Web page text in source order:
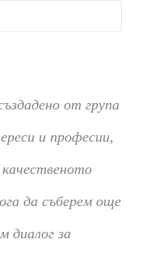
от група
и професии,
да съберем още
диалог за